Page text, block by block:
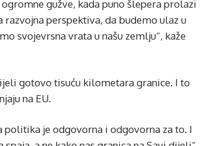
gužve, kada puno šlepera prolazi
perspektiva, da budemo ulaz u
svojevrsna vrata u našu zemlju“, kaže
gotovo tisuću kilometara granice. I to
na EU.
politika je odgovorna i odgovorna za to. I